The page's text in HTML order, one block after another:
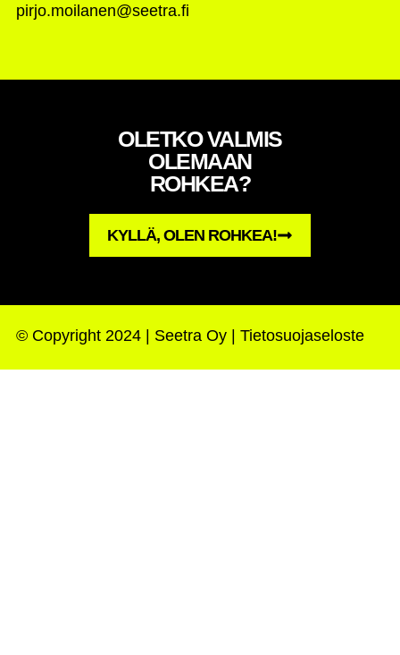
pirjo.moilanen@seetra.fi
OLETKO VALMIS
OLEMAAN
ROHKEA?
KYLLÄ, OLEN ROHKEA!
© Copyright 2024 | Seetra Oy | Tietosuojaseloste